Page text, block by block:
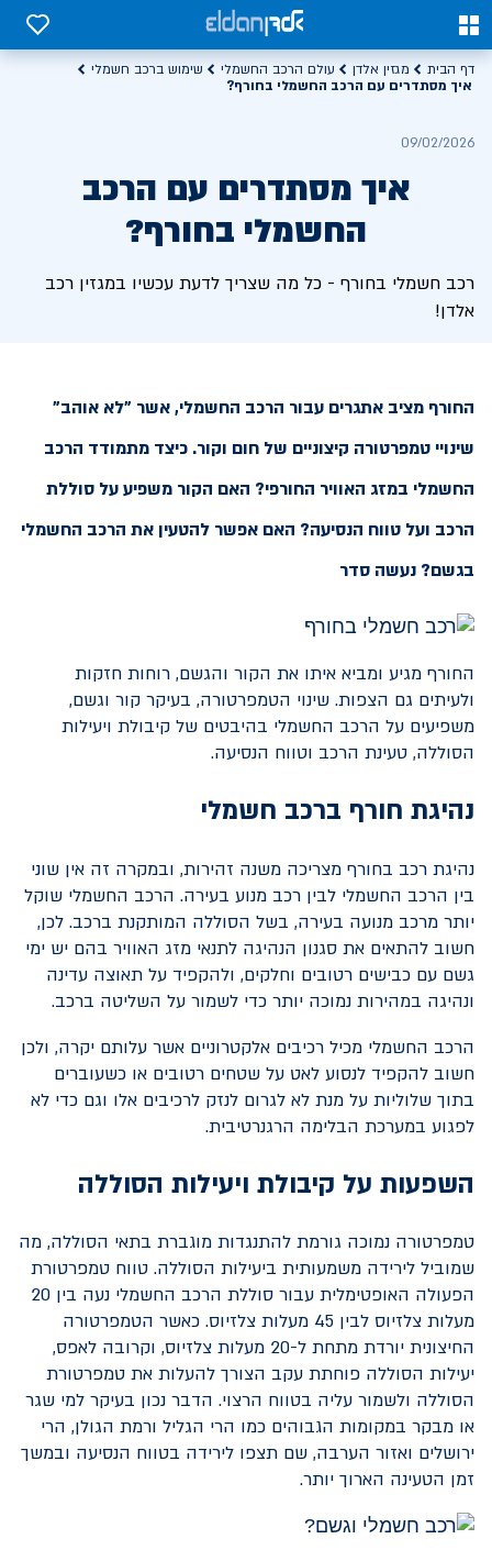
0
0
דף הבית מגזין אלדן עולם הרכב החשמלי
שימוש ברכב חשמלי
איך מסתדרים עם הרכב החשמלי בחורף?
09/02/2026
איך מסתדרים עם הרכב
החשמלי בחורף?
רכב חשמלי בחורף - כל מה שצריך לדעת עכשיו במגזין רכב
אלדן!
החורף מציב אתגרים עבור הרכב החשמלי, אשר "לא אוהב"
שינויי טמפרטורה קיצוניים של חום וקור. כיצד מתמודד הרכב
החשמלי במזג האוויר החורפי? האם הקור משפיע על סוללת
הרכב ועל טווח הנסיעה? האם אפשר להטעין את הרכב החשמלי
בגשם? נעשה סדר
החורף מגיע ומביא איתו את הקור והגשם, רוחות חזקות
ולעיתים גם הצפות. שינוי הטמפרטורה, בעיקר קור וגשם,
משפיעים על הרכב החשמלי בהיבטים של קיבולת ויעילות
הסוללה, טעינת הרכב וטווח הנסיעה.
נהיגת חורף ברכב חשמלי
נהיגת רכב בחורף מצריכה משנה זהירות, ובמקרה זה אין שוני
בין הרכב החשמלי לבין רכב מנוע בעירה. הרכב החשמלי שוקל
יותר מרכב מנועה בעירה, בשל הסוללה המותקנת ברכב. לכן,
חשוב להתאים את סגנון הנהיגה לתנאי מזג האוויר בהם יש ימי
גשם עם כבישים רטובים וחלקים, ולהקפיד על תאוצה עדינה
ונהיגה במהירות נמוכה יותר כדי לשמור על השליטה ברכב.
הרכב החשמלי מכיל רכיבים אלקטרוניים אשר עלותם יקרה, ולכן
חשוב להקפיד לנסוע לאט על שטחים רטובים או כשעוברים
בתוך שלוליות על מנת לא לגרום לנזק לרכיבים אלו וגם כדי לא
לפגוע במערכת הבלימה הרגנרטיבית.
השפעות על קיבולת ויעילות הסוללה
טמפרטורה נמוכה גורמת להתנגדות מוגברת בתאי הסוללה, מה
שמוביל לירידה משמעותית ביעילות הסוללה. טווח טמפרטורת
הפעולה האופטימלית עבור סוללת הרכב החשמלי נעה בין 20
מעלות צלזיוס לבין 45 מעלות צלזיוס. כאשר הטמפרטורה
החיצונית יורדת מתחת ל-20 מעלות צלזיוס, וקרובה לאפס,
יעילות הסוללה פוחתת עקב הצורך להעלות את טמפרטורת
הסוללה ולשמור עליה בטווח הרצוי. הדבר נכון בעיקר למי שגר
או מבקר במקומות הגבוהים כמו הרי הגליל ורמת הגולן, הרי
ירושלים ואזור הערבה, שם תצפו לירידה בטווח הנסיעה ובמשך
זמן הטעינה הארוך יותר.